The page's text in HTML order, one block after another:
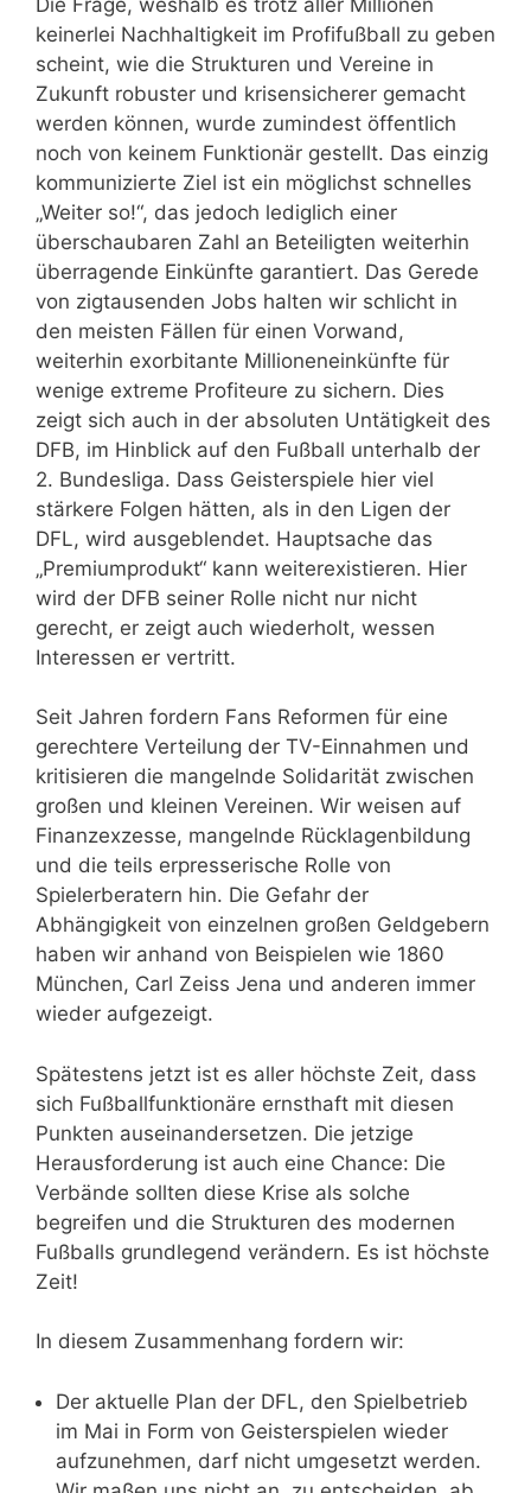
keinerlei Nachhaltigkeit im Profifußball zu geben
scheint, wie die Strukturen und Vereine in
Zukunft robuster und krisensicherer gemacht
werden können, wurde zumindest öffentlich
noch von keinem Funktionär gestellt. Das einzig
kommunizierte Ziel ist ein möglichst schnelles
„Weiter so!“, das jedoch lediglich einer
überschaubaren Zahl an Beteiligten weiterhin
überragende Einkünfte garantiert. Das Gerede
von zigtausenden Jobs halten wir schlicht in
den meisten Fällen für einen Vorwand,
weiterhin exorbitante Millioneneinkünfte für
wenige extreme Profiteure zu sichern. Dies
zeigt sich auch in der absoluten Untätigkeit des
DFB, im Hinblick auf den Fußball unterhalb der
2. Bundesliga. Dass Geisterspiele hier viel
stärkere Folgen hätten, als in den Ligen der
DFL, wird ausgeblendet. Hauptsache das
„Premiumprodukt“ kann weiterexistieren. Hier
wird der DFB seiner Rolle nicht nur nicht
gerecht, er zeigt auch wiederholt, wessen
Interessen er vertritt.
Seit Jahren fordern Fans Reformen für eine
gerechtere Verteilung der TV-Einnahmen und
kritisieren die mangelnde Solidarität zwischen
großen und kleinen Vereinen. Wir weisen auf
Finanzexzesse, mangelnde Rücklagenbildung
und die teils erpresserische Rolle von
Spielerberatern hin. Die Gefahr der
Abhängigkeit von einzelnen großen Geldgebern
haben wir anhand von Beispielen wie 1860
München, Carl Zeiss Jena und anderen immer
wieder aufgezeigt.
Spätestens jetzt ist es aller höchste Zeit, dass
sich Fußballfunktionäre ernsthaft mit diesen
Punkten auseinandersetzen. Die jetzige
Herausforderung ist auch eine Chance: Die
Verbände sollten diese Krise als solche
begreifen und die Strukturen des modernen
Fußballs grundlegend verändern. Es ist höchste
Zeit!
In diesem Zusammenhang fordern wir:
Der aktuelle Plan der DFL, den Spielbetrieb
im Mai in Form von Geisterspielen wieder
aufzunehmen, darf nicht umgesetzt werden.